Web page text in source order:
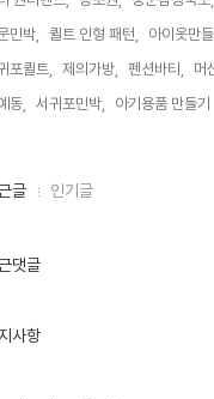
민박,
퀼트 인형 패턴, 아이옷만들
포퀼트,
제의가방, 펜션바티, 머
동,
서귀포민박, 아기용품 만들기,
글 인기글
댓글
사항